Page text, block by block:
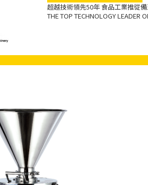
超越技術領先50年 食品工業推從
THE TOP TECHNOLOGY LEADER